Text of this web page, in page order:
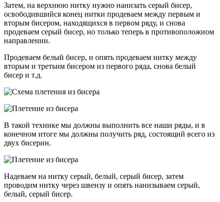
Затем, на верхнюю нитку нужно нанизать серый бисер,
освободившийся конец нитки продеваем между первым и
вторым бисером, находящихся в первом ряду, и снова
продеваем серый бисер, но только теперь в противоположном
направлении.
Продеваем белый бисер, и опять продеваем нитку между
вторым и третьим бисером из первого ряда, снова белый
бисер и т.д.
В такой технике мы должны выполнить все наши ряды, и в
конечном итоге мы должны получить ряд, состоящий всего из
двух бисерин.
Надеваем на нитку серый, белый, серый бисер, затем
проводим нитку через швензу и опять нанизываем серый,
белый, серый бисер.